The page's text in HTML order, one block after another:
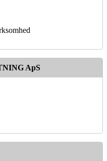
ApS